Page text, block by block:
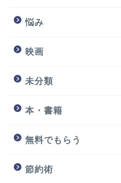
悩み
映画
未分類
本・書籍
無料でもらう
節約術